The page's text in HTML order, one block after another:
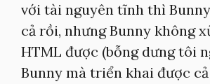
với tài nguyên tĩnh thì
cả rồi, nhưng Bunny không
HTML được (bỗng dưng tôi
Bunny mà triển khai được